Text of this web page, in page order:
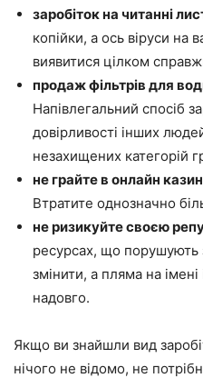
заробіток на читанні
копійки, а ось віруси на
виявитися цілком
продаж фільтрів для
Напівлегальний спосіб
довірливості інших
незахищених категорій
не грайте в онлайн
Втратите однозначно
не ризикуйте своєю
ресурсах, що
змінити, а пляма на
надовго.
Якщо ви знайшли вид
нічого не відомо, не